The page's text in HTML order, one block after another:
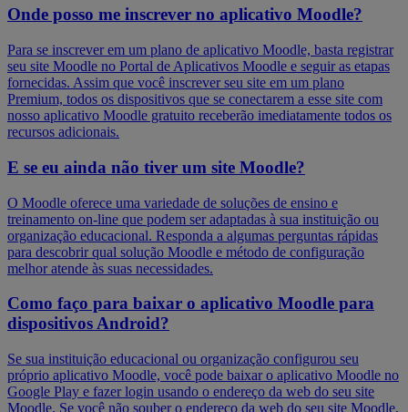
Onde posso me inscrever no aplicativo Moodle?
Para se inscrever em um plano de aplicativo Moodle, basta registrar
seu site Moodle no Portal de Aplicativos Moodle e seguir as etapas
fornecidas. Assim que você inscrever seu site em um plano
Premium, todos os dispositivos que se conectarem a esse site com
nosso aplicativo Moodle gratuito receberão imediatamente todos os
recursos adicionais.
E se eu ainda não tiver um site Moodle?
O Moodle oferece uma variedade de soluções de ensino e
treinamento on-line que podem ser adaptadas à sua instituição ou
organização educacional. Responda a algumas perguntas rápidas
para descobrir qual solução Moodle e método de configuração
melhor atende às suas necessidades.
Como faço para baixar o aplicativo Moodle para
dispositivos Android?
Se sua instituição educacional ou organização configurou seu
próprio aplicativo Moodle, você pode baixar o aplicativo Moodle no
Google Play e fazer login usando o endereço da web do seu site
Moodle. Se você não souber o endereço da web do seu site Moodle,